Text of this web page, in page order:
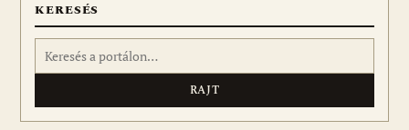
KERESÉS
Keresés: